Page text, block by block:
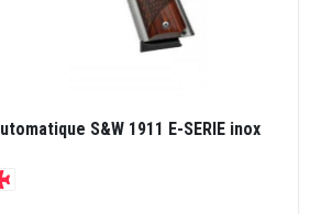
S&W 1911 E-SERIE inox